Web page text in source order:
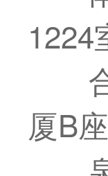
1224
厦B